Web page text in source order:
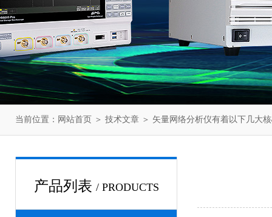
当前位置： 网站首页 ＞ 技术文章 ＞ 矢量网络分析仪有着以下几大
产品列表 / PRODUCTS